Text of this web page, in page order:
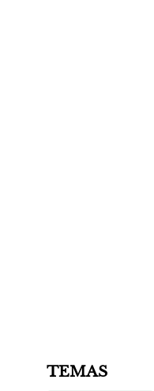
TEMAS